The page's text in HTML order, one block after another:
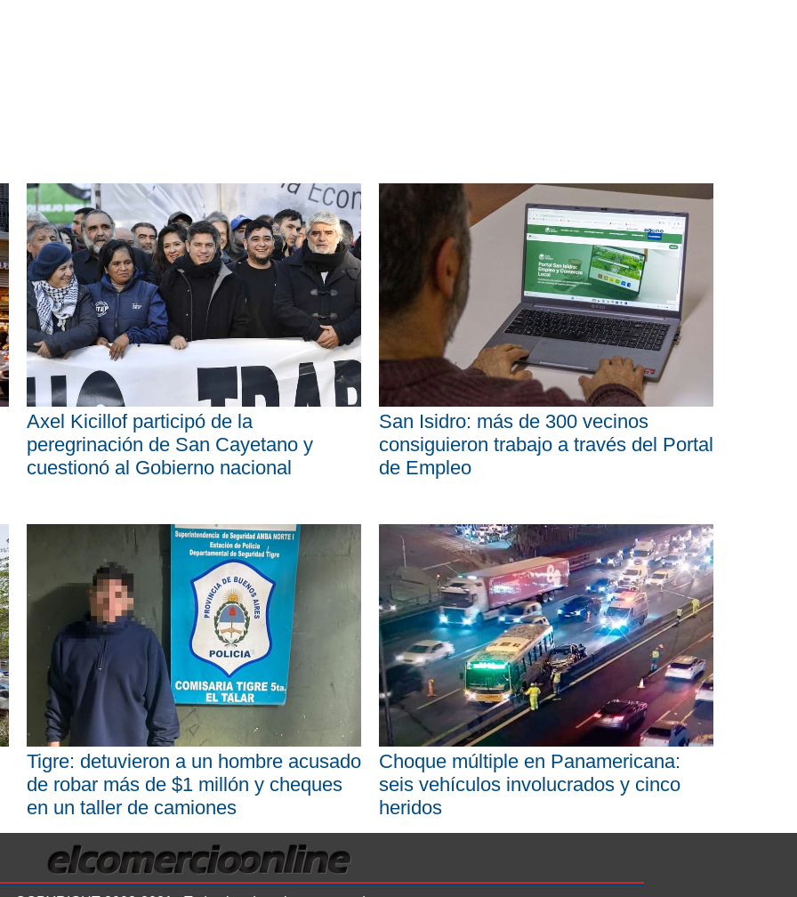
Axel Kicillof participó de la
peregrinación de San Cayetano y
cuestionó al Gobierno nacional
San Isidro: más de 300 vecinos
consiguieron trabajo a través del Portal
de Empleo
Tigre: detuvieron a un hombre acusado
de robar más de $1 millón y cheques
en un taller de camiones
Choque múltiple en Panamericana:
seis vehículos involucrados y cinco
heridos